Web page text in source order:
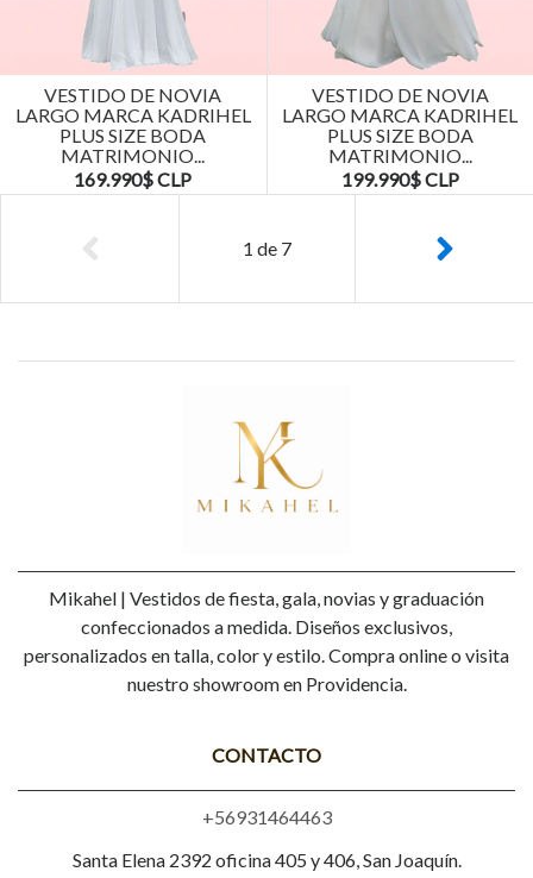
VESTIDO DE NOVIA
LARGO MARCA KADRIHEL
PLUS SIZE BODA
MATRIMONIO...
169.990$ CLP
VESTIDO DE NOVIA
LARGO MARCA KADRIHEL
PLUS SIZE BODA
MATRIMONIO...
199.990$ CLP
1 de 7
Mikahel | Vestidos de fiesta, gala, novias y graduación
confeccionados a medida. Diseños exclusivos,
personalizados en talla, color y estilo. Compra online o visita
nuestro showroom en Providencia.
CONTACTO
+56931464463
Santa Elena 2392 oficina 405 y 406, San Joaquín.